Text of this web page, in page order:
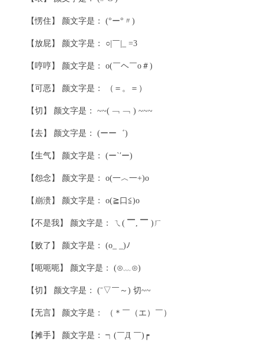
【愣住】 颜文字是： (°ー°〃)
【放屁】 颜文字是： ○|￣|_ =3
【哼哼】 颜文字是： o(￣ヘ￣o＃)
【可恶】 颜文字是： （＝。＝）
【切】 颜文字是： ~~( ﹁ ﹁ ) ~~~
【去】 颜文字是： (ーー゛)
【生气】 颜文字是： (ー`′ー)
【怨念】 颜文字是： o(一︿一+)o
【崩溃】 颜文字是： o(≧口≦)o
【不是我】 颜文字是： ㄟ( ▔, ▔ )ㄏ
【败了】 颜文字是： (o_ _)ﾉ
【呃呃呃】 颜文字是： (⊙﹏⊙)
【切】 颜文字是： (ˉ▽￣～) 切~~
【无言】 颜文字是： （＊￣（エ）￣）
【摊手】 颜文字是： ┑(￣Д ￣)┍